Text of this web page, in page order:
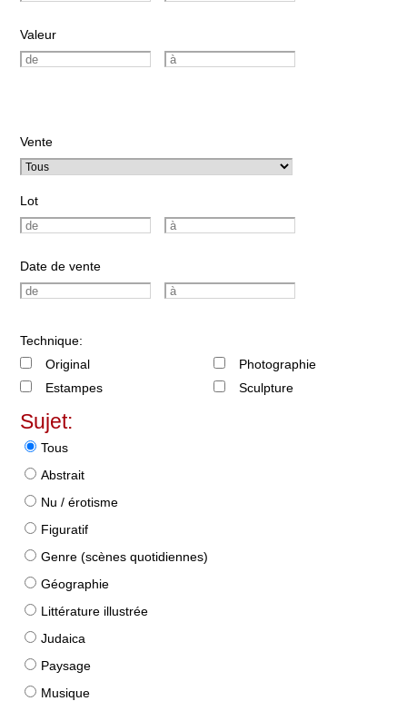
Valeur
Vente
Lot
Date de vente
Technique:
Original
Estampes
Photographie
Sculpture
Sujet:
Tous
Abstrait
Nu / érotisme
Figuratif
Genre (scènes quotidiennes)
Géographie
Littérature illustrée
Judaica
Paysage
Musique